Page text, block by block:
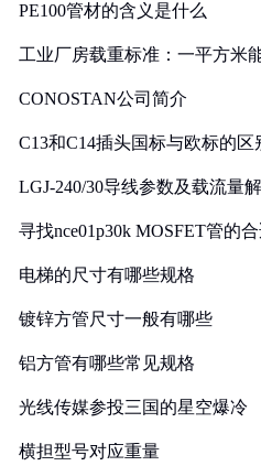
PE100管材的含义是什么
工业厂房载重标准：一平方米
CONOSTAN公司简介
C13和C14插头国标与欧标的
LGJ-240/30导线参数及载流量
寻找nce01p30k MOSFET管的
电梯的尺寸有哪些规格
镀锌方管尺寸一般有哪些
铝方管有哪些常见规格
光线传媒参投三国的星空爆冷
横担型号对应重量